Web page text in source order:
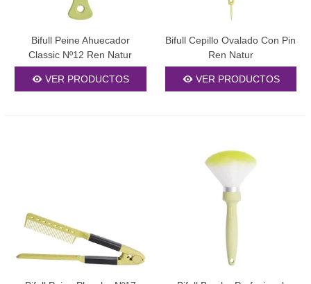
Bifull Peine Ahuecador
Classic Nº12 Ren Natur
VER PRODUCTOS
Bifull Cepillo Ovalado Con Pin
Ren Natur
VER PRODUCTOS